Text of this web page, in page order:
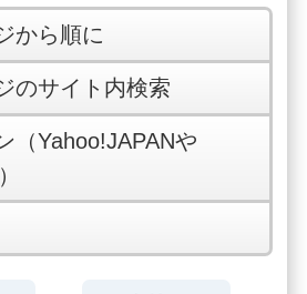
から順に
のサイト内検索
（Yahoo!JAPANや